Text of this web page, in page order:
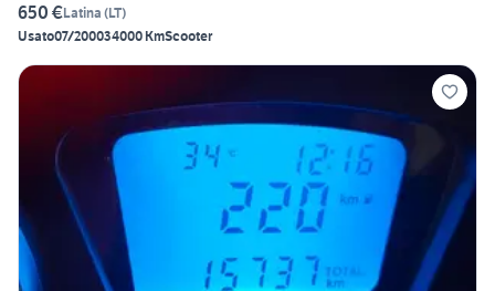
650 €Latina (LT)
Usato07/200034000 KmScooter